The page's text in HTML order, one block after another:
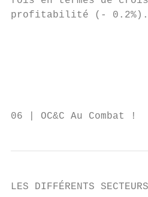
profitabilité (-
06 | OC&C Au Combat !
LES DIFFÉRENTS